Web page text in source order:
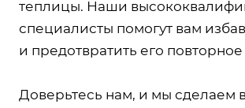
теплицы. Наши
специалисты помогут вам
и предотвратить его
Доверьтесь нам, и мы сделаем